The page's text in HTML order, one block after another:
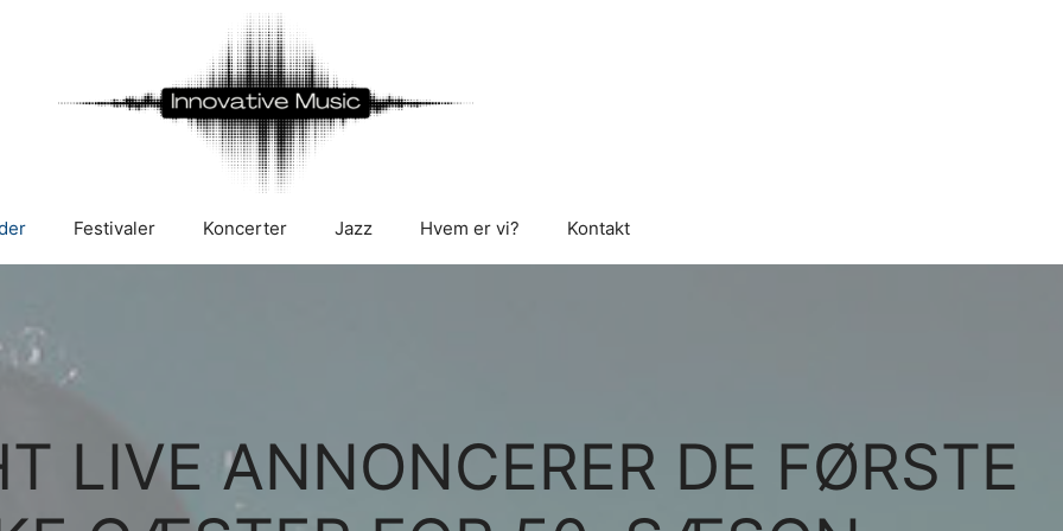
Festivaler Koncerter Jazz Hvem er vi? Kontakt
LIVE ANNONCERER DE FØRSTE